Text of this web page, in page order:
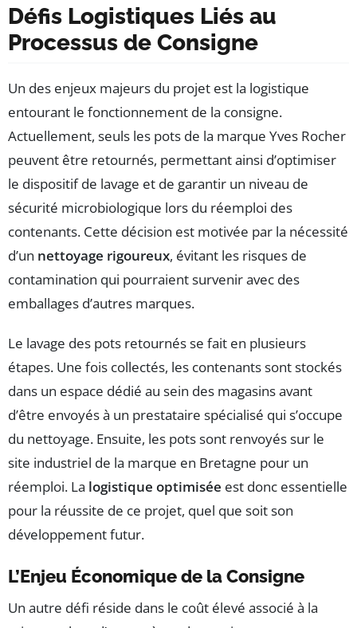
Défis Logistiques Liés au
Processus de Consigne
Un des enjeux majeurs du projet est la logistique
entourant le fonctionnement de la consigne.
Actuellement, seuls les pots de la marque Yves Rocher
peuvent être retournés, permettant ainsi d’optimiser
le dispositif de lavage et de garantir un niveau de
sécurité microbiologique lors du réemploi des
contenants. Cette décision est motivée par la nécessité
d’un nettoyage rigoureux, évitant les risques de
contamination qui pourraient survenir avec des
emballages d’autres marques.
Le lavage des pots retournés se fait en plusieurs
étapes. Une fois collectés, les contenants sont stockés
dans un espace dédié au sein des magasins avant
d’être envoyés à un prestataire spécialisé qui s’occupe
du nettoyage. Ensuite, les pots sont renvoyés sur le
site industriel de la marque en Bretagne pour un
réemploi. La logistique optimisée est donc essentielle
pour la réussite de ce projet, quel que soit son
développement futur.
L’Enjeu Économique de la Consigne
Un autre défi réside dans le coût élevé associé à la